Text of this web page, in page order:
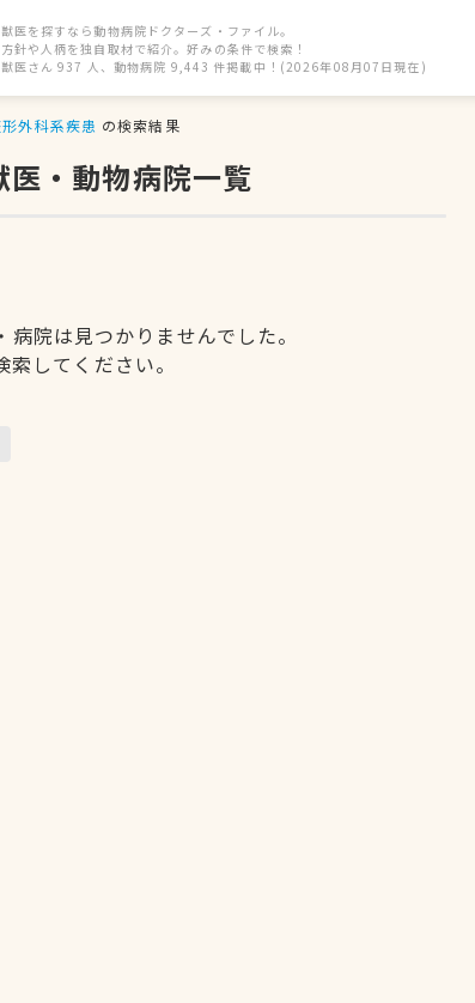
医を探すなら動物病院ドクターズ・ファイル。
針や人柄を独自取材で紹介。好みの条件で検索！
医さん 937 人、動物病院 9,443 件掲載中！(2026年08月07日現在)
外科系疾患 の検索結果
・動物病院一覧
院は見つかりませんでした。
してください。